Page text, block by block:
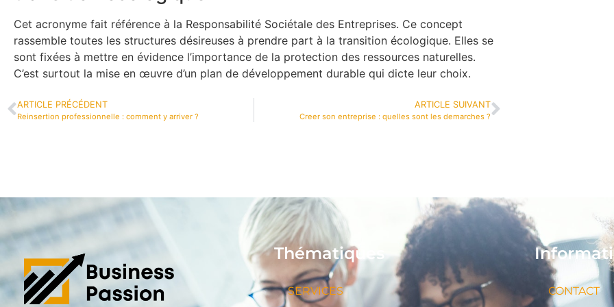
Cet acronyme fait référence à la Responsabilité Sociétale des Entreprises. Ce concept
rassemble toutes les structures désireuses à prendre part à la transition écologique. Elles se
sont fixées à mettre en évidence l’importance de la protection des ressources naturelles.
C’est surtout la mise en œuvre d’un plan de développement durable qui dicte leur choix.
ARTICLE PRÉCÉDENT
Reinsertion professionnelle : comment y arriver ?
ARTICLE SUIVANT
Creer son entreprise : quelles sont les demarches ?
Thématiques
SERVICES CONTACT